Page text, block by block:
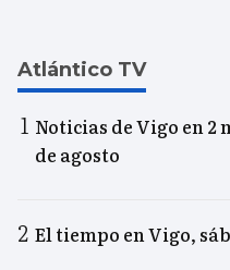
Atlántico TV
Noticias de Vigo en 2
de agosto
El tiempo en Vigo,